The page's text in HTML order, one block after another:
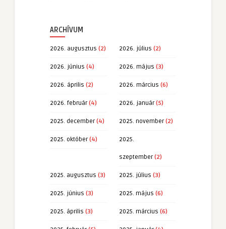
ARCHÍVUM
2026. augusztus (2) 2026. július (2)
2026. június (4) 2026. május (3)
2026. április (2) 2026. március (6)
2026. február(4) 2026. január(5)
2025. december(4) 2025. november(2)
2025. október(4) 2025.
szeptember(2)
2025. augusztus (3) 2025. július (3)
2025. június (3) 2025. május (6)
2025. április (3) 2025. március (6)